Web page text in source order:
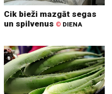
Cik bieži mazgāt segas
un spilvenus © DIENA